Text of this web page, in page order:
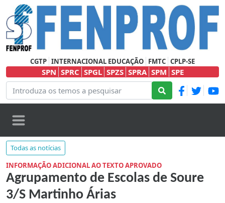
CGTP INTERNACIONAL EDUCAÇÃO FMTC CPLP-SE
SPN SPRC SPGL SPZS SPRA SPM SPE
Todas as notícias
INFORMAÇÃO ADICIONAL AO TEXTO APROVADO
Agrupamento de Escolas de Soure
3/S Martinho Árias